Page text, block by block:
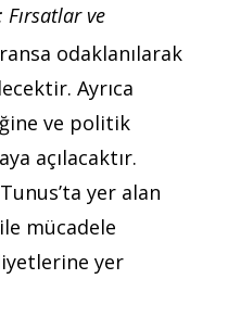
Fırsatlar ve
odaklanılarak
Ayrıca
ve politik
açılacaktır.
yer alan
mücadele
yer